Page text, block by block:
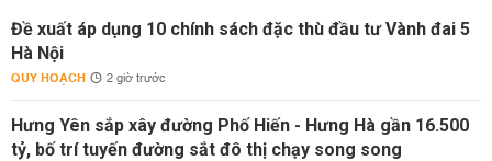
Đề xuất áp dụng 10 chính sách đặc thù đầu tư Vành đai 5
Hà Nội
QUY HOẠCH 2 giờ trước
Hưng Yên sắp xây đường Phố Hiến - Hưng Hà gần 16.500
tỷ, bố trí tuyến đường sắt đô thị chạy song song